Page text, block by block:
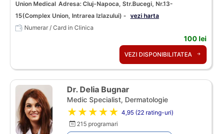
Union Medical Adresa: Cluj-Napoca, Str.Bucegi, Nr.13-
15(Complex Union, Intrarea Izlazului) - vezi harta
Numerar / Card in Clinica
100 lei
VEZI DISPONIBILITATEA
Dr. Delia Bugnar
Medic Specialist, Dermatologie
★★★★★ 4,95 (22 rating-uri)
215 programari